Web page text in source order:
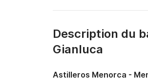
Description du
Gianluca
Astilleros Menorca -